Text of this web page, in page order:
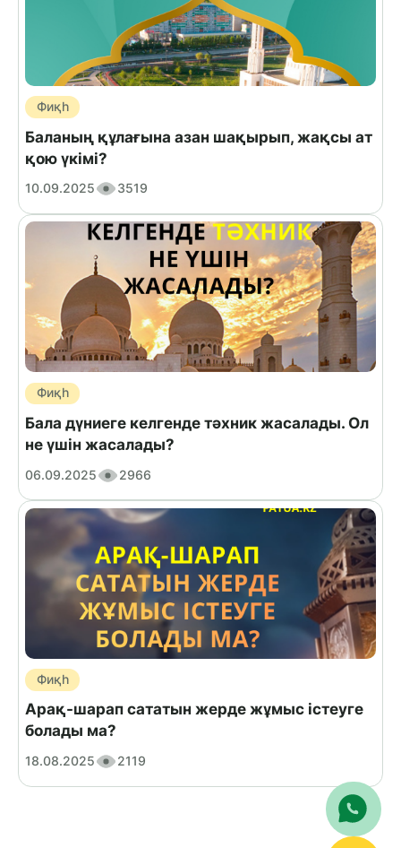
Фиқһ
Баланың құлағына азан шақырып, жақсы ат
қою үкімі?
10.09.2025 3519
Фиқһ
Бала дүниеге келгенде тәхник жасалады. Ол
не үшін жасалады?
06.09.2025 2966
Фиқһ
Арақ-шарап сататын жерде жұмыс істеуге
болады ма?
18.08.2025 2119